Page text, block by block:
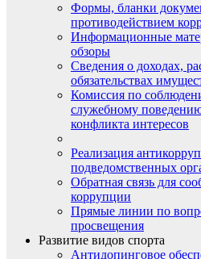
Формы, бланки
противодействием
Информационные
обзоры
Сведения о доходах,
обязательствах
Комиссия по
служебному
конфликта интересов
Реализация
подведомственных
Обратная связь для
коррупции
Прямые линии по
просвещения
Развитие видов спорта
Антидопинговое